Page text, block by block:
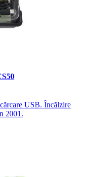
USB. Încălzire
2001.